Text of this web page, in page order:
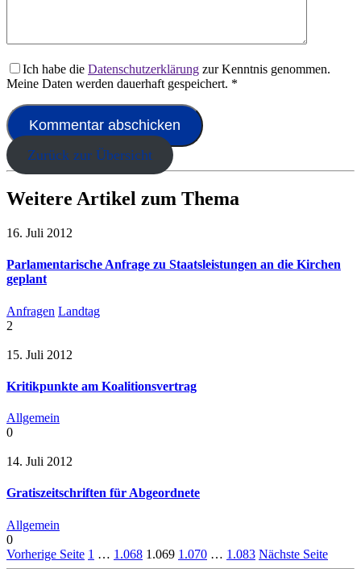
Ich habe die Datenschutzerklärung zur Kenntnis genommen.
Meine Daten werden dauerhaft gespeichert. *
Zurück zur Übersicht
Weitere Artikel zum Thema
16. Juli 2012
Parlamentarische Anfrage zu Staatsleistungen an die Kirchen
geplant
Anfragen Landtag
2
15. Juli 2012
Kritikpunkte am Koalitionsvertrag
Allgemein
0
14. Juli 2012
Gratiszeitschriften für Abgeordnete
Allgemein
0
Vorherige Seite 1 … 1.068 1.069 1.070 … 1.083 Nächste Seite